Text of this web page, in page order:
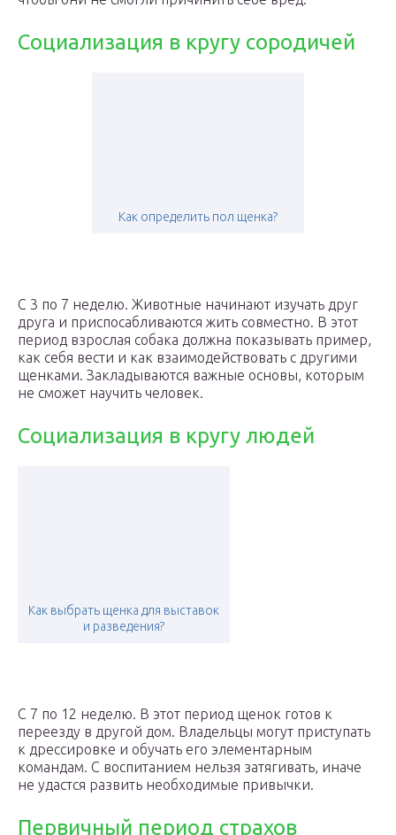
Социализация в кругу сородичей
Как определить пол щенка?
С 3 по 7 неделю. Животные начинают изучать друг
друга и приспосабливаются жить совместно. В этот
период взрослая собака должна показывать пример,
как себя вести и как взаимодействовать с другими
щенками. Закладываются важные основы, которым
не сможет научить человек.
Социализация в кругу людей
Как выбрать щенка для выставок
и разведения?
С 7 по 12 неделю. В этот период щенок готов к
переезду в другой дом. Владельцы могут приступать
к дрессировке и обучать его элементарным
командам. С воспитанием нельзя затягивать, иначе
не удастся развить необходимые привычки.
Первичный период страхов